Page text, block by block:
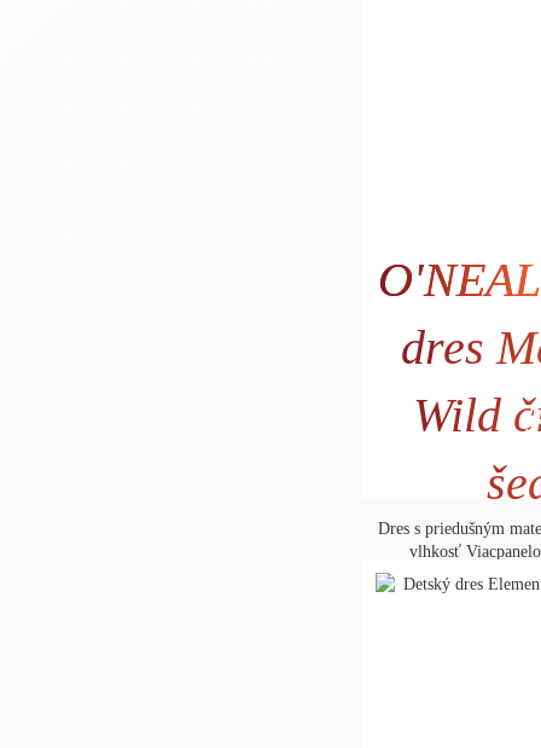
O'NEAL
dres
Wild
Dres s priedušným
vlhkosť